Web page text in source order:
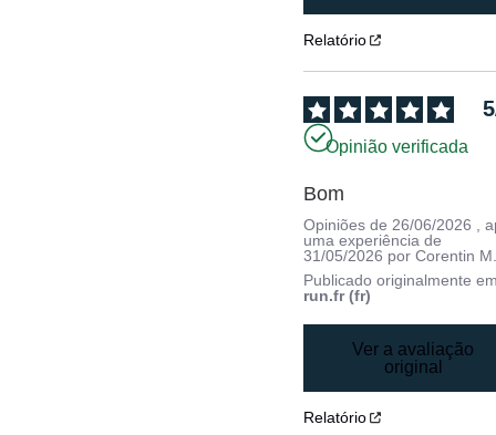
Relatório
5
Opinião verificada
Bom
Opiniões de26/06/2026 ,
uma experiência de
31/05/2026 porCorentin
Publicado originalmente
run.fr (fr)
Ver a avaliação
original
Relatório